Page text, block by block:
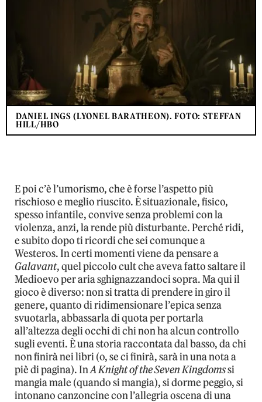
DANIEL INGS (LYONEL BARATHEON). FOTO: STEFFAN
HILL/HBO
E poi c’è l’umorismo, che è forse l’aspetto più
rischioso e meglio riuscito. È situazionale, fisico,
spesso infantile, convive senza problemi con la
violenza, anzi, la rende più disturbante. Perché ridi,
e subito dopo ti ricordi che sei comunque a
Westeros. In certi momenti viene da pensare a
Galavant, quel piccolo cult che aveva fatto saltare il
Medioevo per aria sghignazzandoci sopra. Ma qui il
gioco è diverso: non si tratta di prendere in giro il
genere, quanto di ridimensionare l’epica senza
svuotarla, abbassarla di quota per portarla
all’altezza degli occhi di chi non ha alcun controllo
sugli eventi. È una storia raccontata dal basso, da chi
non finirà nei libri (o, se ci finirà, sarà in una nota a
piè di pagina). InA Knight of the Seven Kingdomssi
mangia male (quando si mangia), si dorme peggio, si
intonano canzoncine con l’allegria oscena di una